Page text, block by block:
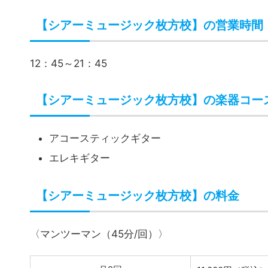
【シアーミュージック枚方校】の営業時間
12：45～21：45
【シアーミュージック枚方校】の楽器コー
アコースティックギター
エレキギター
【シアーミュージック枚方校】の料金
〈マンツーマン（45分/回）〉